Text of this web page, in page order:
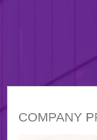
COMPANY